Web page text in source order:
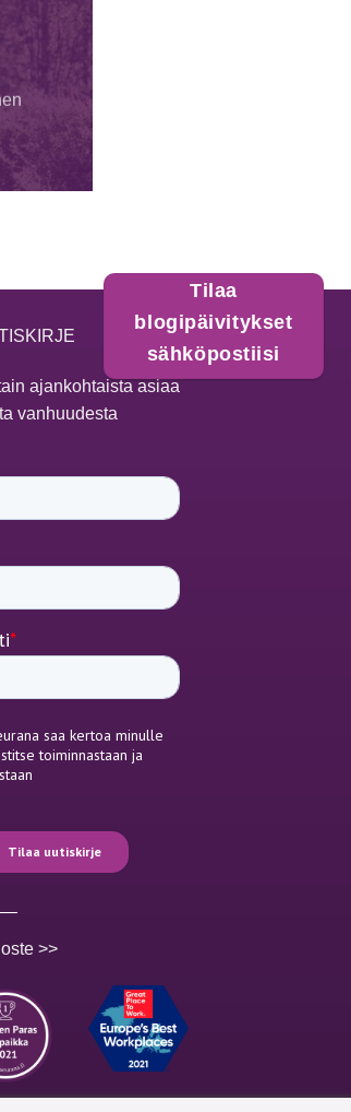
Tilaa
blogipäivitykset
sähköpostiisi
ajankohtaista asiaa
vanhuudesta
>>